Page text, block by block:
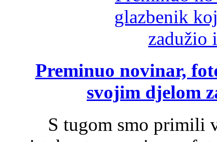
Preminuo novinar,
svojim djelom
S tugom smo primili